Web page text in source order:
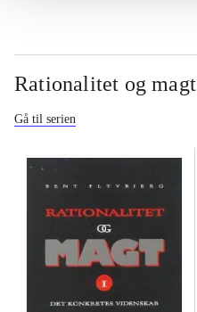
Rationalitet og magt
Gå til serien